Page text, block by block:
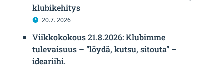
klubikehitys
20.7. 2026
Viikkokokous 21.8.2026: Klubimme
tulevaisuus – ”löydä, kutsu, sitouta” –
ideariihi.